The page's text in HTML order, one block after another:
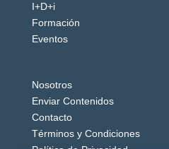
I+D+i
Formación
Eventos
Nosotros
Enviar Contenidos
Contacto
Términos y Condiciones